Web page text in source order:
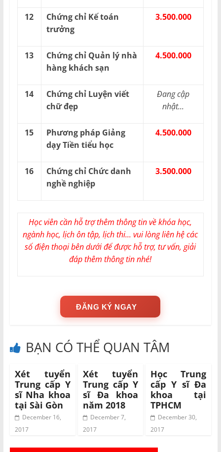
12
Chứng chỉ Kế toán
trưởng
3.500.000
13
Chứng chỉ Quản lý nhà
hàng khách sạn
4.500.000
14
Chứng chỉ Luyện viết
chữ đẹp
Đang cập
nhật...
15
Phương pháp Giảng
dạy Tiền tiểu học
4.500.000
16
Chứng chỉ Chức danh
nghề nghiệp
3.500.000
Học viên cần hỗ trợ thêm thông tin về khóa học,
ngành học, lịch ôn tập, lịch thi... vui lòng liên hệ các
số điện thoại bên dưới để được hỗ trợ, tư vấn, giải
đáp thêm thông tin nhé!
ĐĂNG KÝ NGAY
BẠN CÓ THỂ QUAN TÂM
Xét tuyển
Trung cấp Y
sĩ Nha khoa
tại Sài Gòn
December 16,
2017
Xét tuyển
Trung cấp Y
sĩ Đa khoa
năm 2018
December 7,
2017
Học Trung
cấp Y sĩ Đa
khoa tại
TPHCM
December 30,
2017